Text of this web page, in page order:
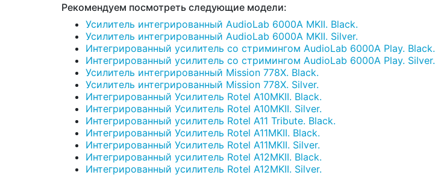
Рекомендуем посмотреть следующие модели:
Усилитель интегрированный AudioLab 6000A MKII. Black.
Усилитель интегрированный AudioLab 6000A MKII. Silver.
Интегрированный усилитель со стримингом AudioLab 6000A Play. Black.
Интегрированный усилитель со стримингом AudioLab 6000A Play. Silver.
Усилитель интегрированный Mission 778X. Black.
Усилитель интегрированный Mission 778X. Silver.
Интегрированный Усилитель Rotel A10MKII. Black.
Интегрированный Усилитель Rotel A10MKII. Silver.
Интегрированный усилитель Rotel A11 Tribute. Black.
Интегрированный Усилитель Rotel A11MKII. Black.
Интегрированный Усилитель Rotel A11MKII. Silver.
Интегрированный усилитель Rotel A12MKII. Black.
Интегрированный усилитель Rotel A12MKII. Silver.